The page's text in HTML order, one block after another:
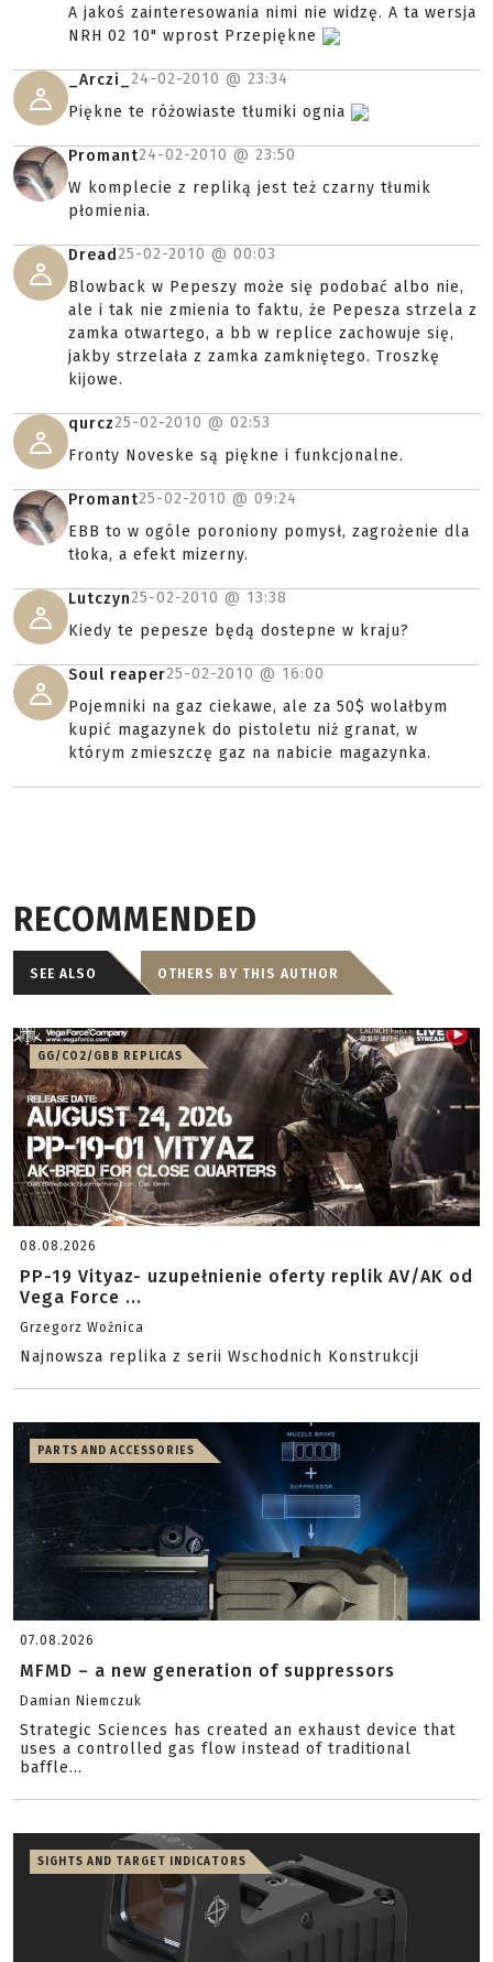
A jakoś zainteresowania nimi nie widzę. A ta wersja
NRH 02 10" wprost Przepiękne
_Arczi_ 24-02-2010 @ 23:34
Piękne te różowiaste tłumiki ognia
Promant24-02-2010 @ 23:50
W komplecie z repliką jest też czarny tłumik
płomienia.
Dread25-02-2010 @ 00:03
Blowback w Pepeszy może się podobać albo nie,
ale i tak nie zmienia to faktu, że Pepesza strzela z
zamka otwartego, a bb w replice zachowuje się,
jakby strzelała z zamka zamkniętego. Troszkę
kijowe.
qurcz25-02-2010 @ 02:53
Fronty Noveske są piękne i funkcjonalne.
Promant25-02-2010 @ 09:24
EBB to w ogóle poroniony pomysł, zagrożenie dla
tłoka, a efekt mizerny.
Lutczyn25-02-2010 @ 13:38
Kiedy te pepesze będą dostepne w kraju?
Soul reaper25-02-2010 @ 16:00
Pojemniki na gaz ciekawe, ale za 50$ wolałbym
kupić magazynek do pistoletu niż granat, w
którym zmieszczę gaz na nabicie magazynka.
RECOMMENDED
SEE ALSO OTHERS BY THIS AUTHOR
GG/CO2/GBB REPLICAS
08.08.2026
PP-19 Vityaz- uzupełnienie oferty replik AV/AK od
Vega Force ...
Grzegorz Woźnica
Najnowsza replika z serii Wschodnich Konstrukcji
PARTS AND ACCESSORIES
07.08.2026
MFMD – a new generation of suppressors
Damian Niemczuk
Strategic Sciences has created an exhaust device that
uses a controlled gas flow instead of traditional
baffle...
SIGHTS AND TARGET INDICATORS